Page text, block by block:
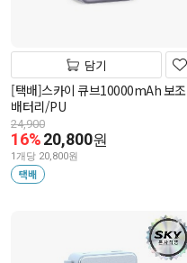
담기
[택배]스카이 큐브10000mAh 보조
배터리/PU
24,900
16%20,800원
1개당 20,800원
택배